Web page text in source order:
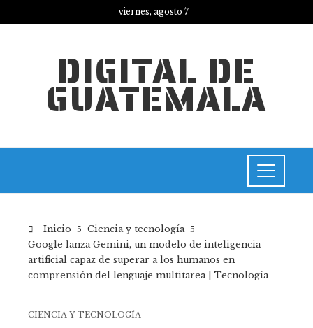
viernes, agosto 7
DIGITAL DE
GUATEMALA
Inicio
Ciencia y tecnología
Google lanza Gemini, un modelo de inteligencia
artificial capaz de superar a los humanos en
comprensión del lenguaje multitarea | Tecnología
CIENCIA Y TECNOLOGÍA